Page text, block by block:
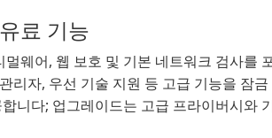
료 기능
멀웨어, 웹 보호 및 기본 네트워크 검사를
리자, 우선 기술 지원 등 고급 기능을 잠
니다; 업그레이드는 고급 프라이버시와